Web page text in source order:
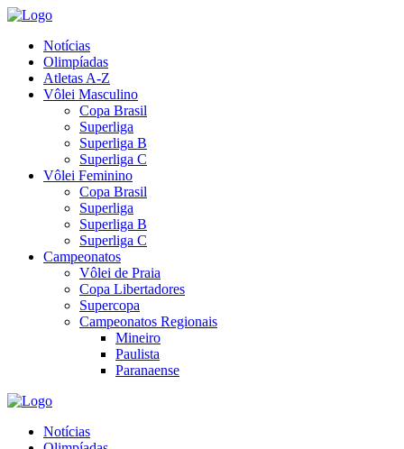
Notícias
Olimpíadas
Atletas A-Z
Vôlei Masculino
Copa Brasil
Superliga
Superliga B
Superliga C
Vôlei Feminino
Copa Brasil
Superliga
Superliga B
Superliga C
Campeonatos
Vôlei de Praia
Copa Libertadores
Supercopa
Campeonatos Regionais
Mineiro
Paulista
Paranaense
Notícias